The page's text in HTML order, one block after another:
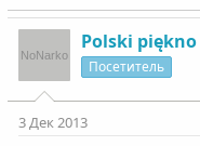
Polski piękno
Посетитель
3 Дек 2013